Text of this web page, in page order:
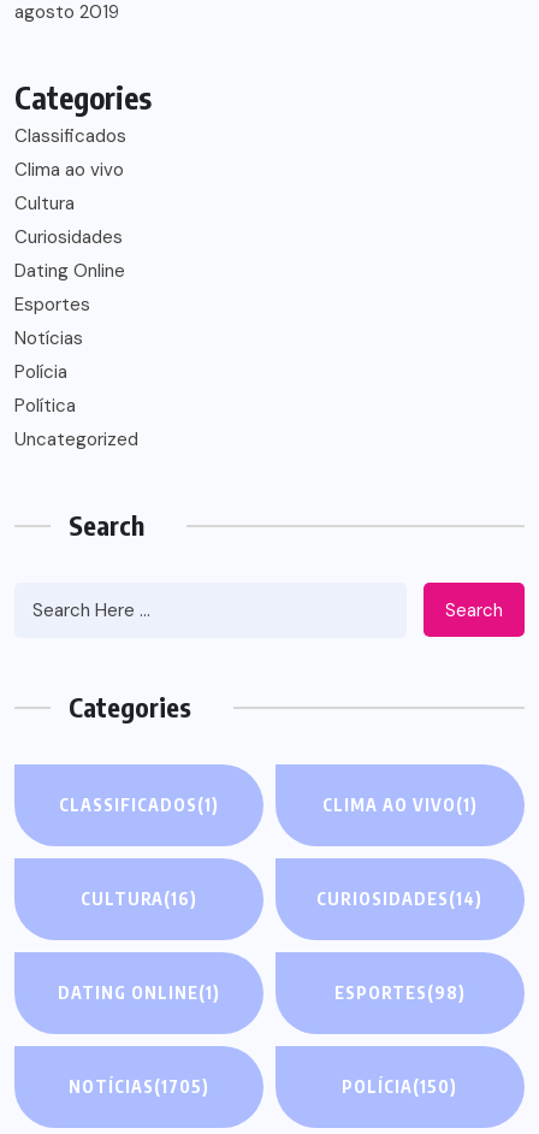
agosto 2019
Categories
Classificados
Clima ao vivo
Cultura
Curiosidades
Dating Online
Esportes
Notícias
Polícia
Política
Uncategorized
Search
Search
Categories
CLASSIFICADOS(1) CLIMA AO VIVO(1)
CULTURA(16) CURIOSIDADES(14)
DATING ONLINE(1) ESPORTES(98)
NOTÍCIAS(1705) POLÍCIA(150)